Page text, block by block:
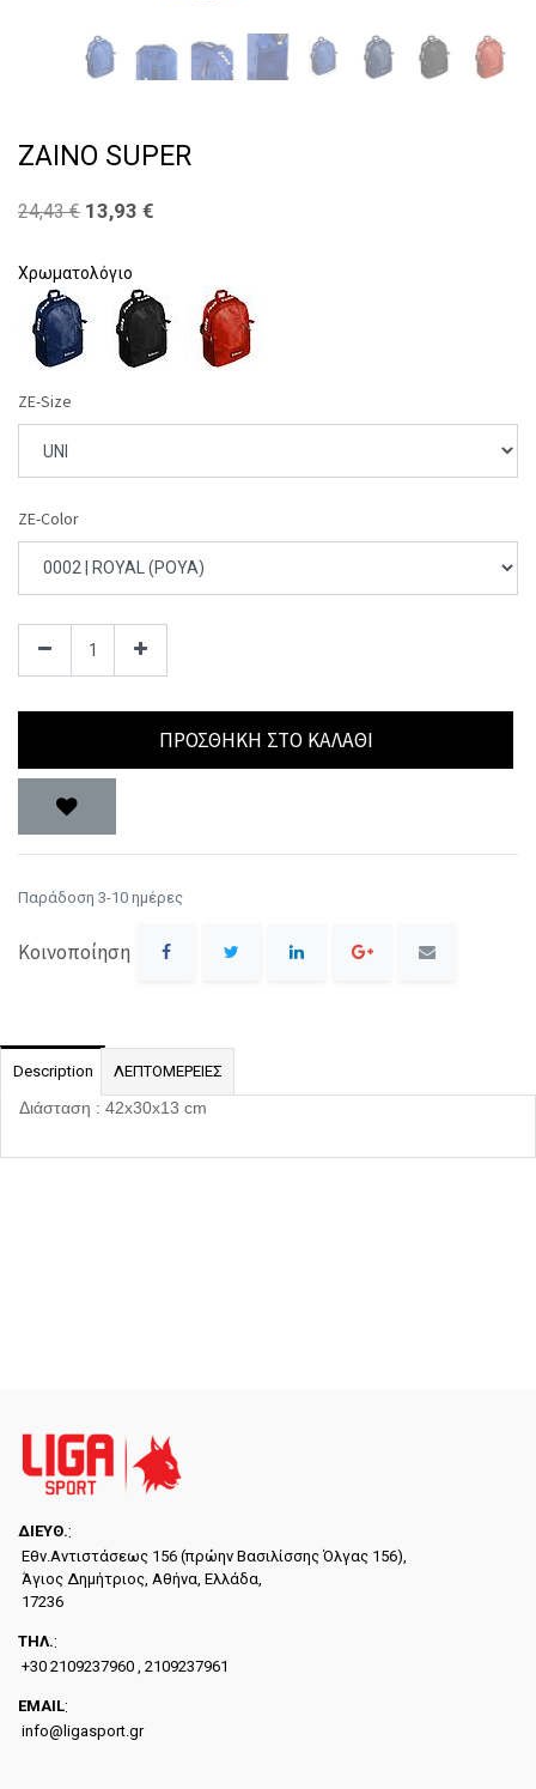
ZAINO SUPER
24,43€ 13,93 €
Χρωματολόγιο
ZE-Size
ZE-Color
ΠΡΟΣΘΉΚΗ ΣΤΟ ΚΑΛΆΘΙ
Παράδοση 3-10 ημέρες
Κοινοποίηση
Description ΛΕΠΤΟΜΕΡΕΙΕΣ
Διάσταση : 42x30x13 cm
ΔΙΕYΘ.:
Εθν.Αντιστάσεως 156 (πρώην Βασιλίσσης Όλγας 156),
Άγιος Δημήτριος, Αθήνα, Ελλάδα,
17236
ΤΗΛ.:
+30 2109237960 , 2109237961
EMAIL:
info@ligasport.gr